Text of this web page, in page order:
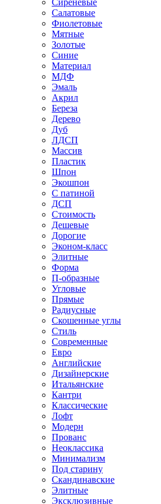
Сиреневые
Салатовые
Фиолетовые
Мятные
Золотые
Синие
Материал
МДФ
Эмаль
Акрил
Береза
Дерево
Дуб
ЛДСП
Массив
Пластик
Шпон
Экошпон
С патиной
ДСП
Стоимость
Дешевые
Дорогие
Эконом-класс
Элитные
Форма
П-образные
Угловые
Прямые
Радиусные
Скошенные углы
Стиль
Современные
Евро
Английские
Дизайнерские
Итальянские
Кантри
Классические
Лофт
Модерн
Прованс
Неоклассика
Минимализм
Под старину
Скандинавские
Элитные
Эксклюзивные